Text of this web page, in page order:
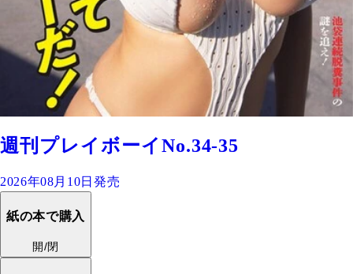
週刊プレイボーイNo.34-35
2026年08月10日発売
紙の本で購入
開/閉